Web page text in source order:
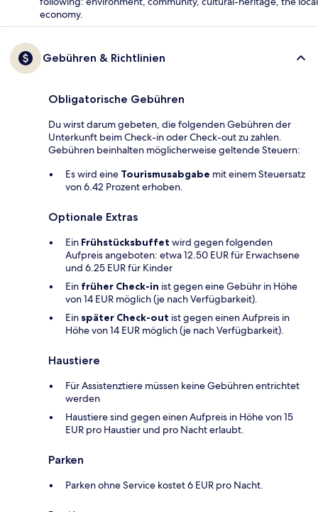
economy.
Gebühren & Richtlinien
Obligatorische Gebühren
Du wirst darum gebeten, die folgenden Gebühren der
Unterkunft beim Check-in oder Check-out zu zahlen.
Gebühren beinhalten möglicherweise geltende Steuern:
Es wird eine Tourismusabgabe mit einem Steuersatz
von 6.42 Prozent erhoben.
Optionale Extras
Ein Frühstücksbuffet wird gegen folgenden
Aufpreis angeboten: etwa 12.50 EUR für Erwachsene
und 6.25 EUR für Kinder
Ein früher Check-in ist gegen eine Gebühr in Höhe
von 14 EUR möglich (je nach Verfügbarkeit).
Ein später Check-out ist gegen einen Aufpreis in
Höhe von 14 EUR möglich (je nach Verfügbarkeit).
Haustiere
Für Assistenztiere müssen keine Gebühren entrichtet
werden
Haustiere sind gegen einen Aufpreis in Höhe von 15
EUR pro Haustier und pro Nacht erlaubt.
Parken
Parken ohne Service kostet 6 EUR pro Nacht.